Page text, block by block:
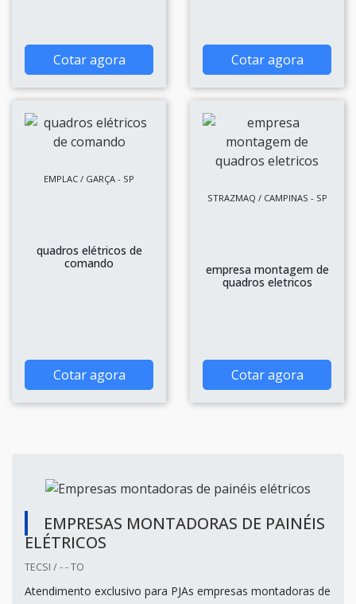
Cotar agora Cotar agora
EMPLAC / GARÇA - SP
quadros elétricos de
comando
Cotar agora
STRAZMAQ / CAMPINAS - SP
empresa montagem de
quadros eletricos
Cotar agora
EMPRESAS MONTADORAS DE PAINÉIS
ELÉTRICOS
TECSI / - - TO
Atendimento exclusivo para PJAs empresas montadoras de